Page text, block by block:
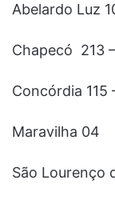
Abelardo Luz
Chapecó 213
Concórdia 115
Maravilha 04
São Lourenço